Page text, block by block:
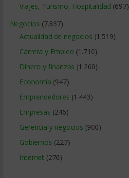
Viajes, Turismo, Hospitalidad (697)
Negocios (7.837)
Actualidad de negocios (1.519)
Carrera y Empleo (1.710)
Dinero y finanzas (1.260)
Economía (947)
Emprendedores (1.443)
Empresas (246)
Gerencia y negocios (900)
Gobiernos (227)
Internet (276)